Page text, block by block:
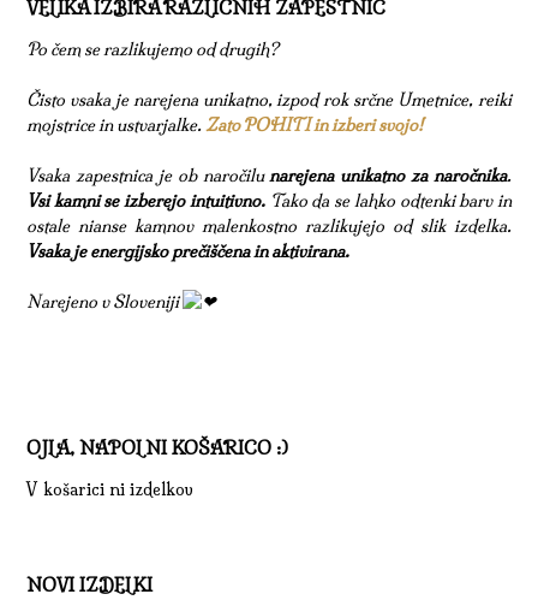
VELIKA IZBIRA RAZLIČNIH ZAPESTNIC
Po čem se razlikujemo od drugih?
Čisto vsaka je narejena unikatno, izpod rok srčne Umetnice, reiki
mojstrice in ustvarjalke.Zato POHITI in izberi svojo!
Vsaka zapestnica je ob naročilunarejena unikatno za naročnika.
Vsi kamni se izberejo intuitivno.Tako da se lahko odtenki barv in
ostale nianse kamnov malenkostno razlikujejo od slik izdelka.
Vsaka je energijsko prečiščena in aktivirana.
Narejeno v Sloveniji
OJLA, NAPOLNI KOŠARICO :)
V košarici ni izdelkov
NOVI IZDELKI